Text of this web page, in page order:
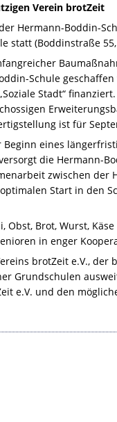
Verein brotZeit
Hermann-Boddin-
statt (Boddinstraße
Schule
Stadt“
ist für
eines
die Hermann-
zwischen der
Start in den
Brot, Wurst,
in enger
brotZeit e.V.,
Grundschulen
e.V. und den